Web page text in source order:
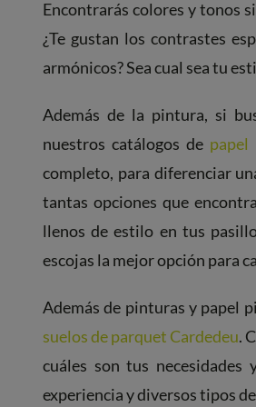
Encontrarás colores y tonos
¿Te gustan los contrastes
armónicos? Sea cual sea tu
Además de la pintura, si
nuestros catálogos de papel
completo, para diferenciar
tantas opciones que
llenos de estilo en tus
escojas la mejor opción para
Además de pinturas y papel
suelos de parquet Cardedeu.
cuáles son tus
experiencia y diversos tipos